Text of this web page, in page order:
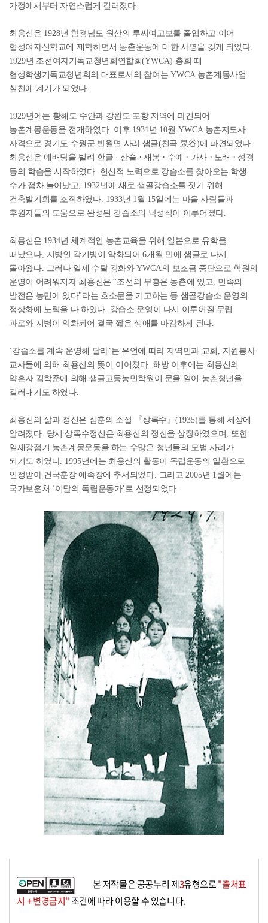
가정에서부터 자연스럽게 길러졌다.
최용신은 1928년 함경남도 원산의 루씨여고보를 졸업하고 이어
협성여자신학교에 재학하면서 농촌운동에 대한 사명을 갖게 되었다.
1929년 조선여자기독교청년회연합회(YWCA) 총회 때
협성학생기독교청년회의 대표로서의 참여는 YWCA 농촌계몽사업
실천에 계기가 되었다.
1929년에는 황해도 수안과 강원도 포항 지역에 파견되어
농촌계몽운동을 전개하였다. 이후 1931 년 10월 YWCA 농촌지도사
자격으로 경기도 수원군 반월면 사리 샘골(천곡 泉谷)에 파견되었다
최용신은 예배당을 빌려 한글 · 산술 ·재봉 · 수예 · 가사· 노래 · 성경
등의 학습을 시작하였다. 헌신적 노력으로 강습소를 찾아오는 학생
수가 점차 늘어났고 , 1932년에 새로 샘골강습소를 짓기 위해
건축발기회를 조직하였다. 1933년 1 월 15일에는 마을 사람들과
후원자들의 도움으로 완성된 강습소의 낙성식이 이루어졌다.
최용신은 1934년 체계적인 농촌교육을 위해 일본으로 유학을
떠났으나, 지병인 각기병이 악화되어6개월 만에 샘골로 다시
돌아왔다. 그러나 일제 수탈 강화와YWCA의 보조금 중단으로 학원의
운영이 어려워지자 최용신은“조선의 부흥은 농촌에 있고
민족의
발전은 농민에 있다"라는 호소문을 기고하는 등 샘골강습소 운영의
정상화에 노력을 다 하였다. 강습소 운영이 다시 이루어질 무렵
과로와 지병이 악화되어 결국 짧은 생애를 마감하게 된다.
‘강습소를 계속 운영해 달라’는 유언에 따라 지역민과 교회
자원봉사
교사들에 의해 최용신의 뜻이 이어졌다. 해방 이후에는 최용신의
약혼자 김학준에 의해 샘골고등농민학원이 문을 열어 농촌청년을
길러내기도 하였다.
최용신의 삶과 정신은 심훈의 소설 『상록수 』 (1935)를 통해 세상에
알려졌다. 당시 상록수정신은 최용신의 정신을 상징하였으며
또한
일제강점기 농촌계몽운동을 하는 수많은 청년들의 모범 사례가
되기도 하였다. 1995년에는 최용신의 활동이 독립운동의 일환으로
인정받아 건국훈장 애족장에 추서되었다. 그리고 2005년 1 월에는
국가보훈처 ‘이달의 독립운동가’ 로 선정되었다.
본 저작물은 공공누리 제3유형으로"출처표
시 + 변경금지"조건에 따라 이용할 수 있습니다.